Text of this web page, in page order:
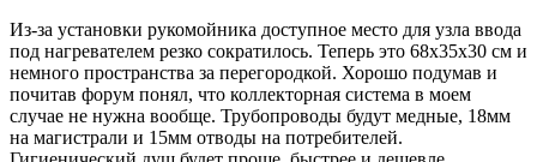
Из-за установки рукомойника доступное место для узла ввода
под нагревателем резко сократилось. Теперь это 68х35х30 см и
немного пространства за перегородкой. Хорошо подумав и
почитав форум понял, что коллекторная система в моем
случае не нужна вообще. Трубопроводы будут медные, 18мм
на магистрали и 15мм отводы на потребителей.